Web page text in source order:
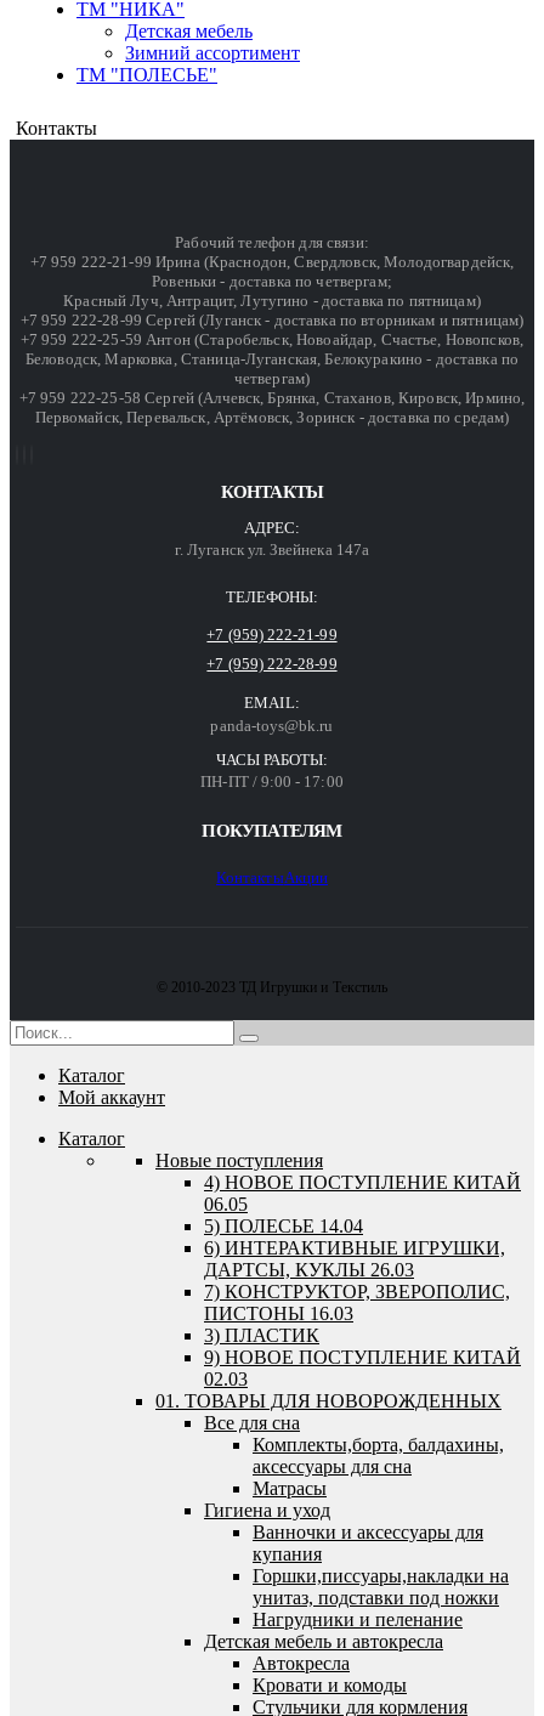
ТМ "НИКА"
Детская мебель
Зимний ассортимент
ТМ "ПОЛЕСЬЕ"
Контакты
Рабочий телефон для связи:
+7 959 222-21-99 Ирина (Краснодон, Свердловск, Молодогвардейск,
Ровеньки - доставка по четвергам;
Красный Луч, Антрацит, Лутугино - доставка по пятницам)
+7 959 222-28-99 Сергей (Луганск - доставка по вторникам и пятницам)
+7 959 222-25-59 Антон (Старобельск, Новоайдар, Счастье, Новопсков,
Беловодск, Марковка, Станица-Луганская, Белокуракино - доставка по
четвергам)
+7 959 222-25-58 Сергей (Алчевск, Брянка, Стаханов, Кировск, Ирмино,
Первомайск, Перевальск, Артёмовск, Зоринск - доставка по средам)
КОНТАКТЫ
АДРЕС:
г. Луганск ул. Звейнека 147а
ТЕЛЕФОНЫ:
+7 (959) 222-21-99
+7 (959) 222-28-99
EMAIL:
panda-toys@bk.ru
ЧАСЫ РАБОТЫ:
ПН-ПТ / 9:00 - 17:00
ПОКУПАТЕЛЯМ
КонтактыАкции
© 2010-2023 ТД Игрушки и Текстиль
Каталог
Мой аккаунт
Каталог
Новые поступления
4) НОВОЕ ПОСТУПЛЕНИЕ КИТАЙ
06.05
5) ПОЛЕСЬЕ 14.04
6) ИНТЕРАКТИВНЫЕ ИГРУШКИ,
ДАРТСЫ, КУКЛЫ 26.03
7) КОНСТРУКТОР, ЗВЕРОПОЛИС,
ПИСТОНЫ 16.03
3) ПЛАСТИК
9) НОВОЕ ПОСТУПЛЕНИЕ КИТАЙ
02.03
01. ТОВАРЫ ДЛЯ НОВОРОЖДЕННЫХ
Все для сна
Комплекты,борта, балдахины,
аксессуары для сна
Матрасы
Гигиена и уход
Ванночки и аксессуары для
купания
Горшки,писсуары,накладки на
унитаз, подставки под ножки
Нагрудники и пеленание
Детская мебель и автокресла
Автокресла
Кровати и комоды
Стульчики для кормления